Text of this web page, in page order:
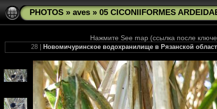
PHOTOS » aves » 05 CICONIIFORMES
Нажмите See map (ссылка после
28 | Новомичуринское водохранилище в Рязанской